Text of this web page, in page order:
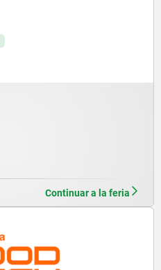
Continuar a la feria